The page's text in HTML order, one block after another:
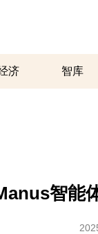
济 智库
智能